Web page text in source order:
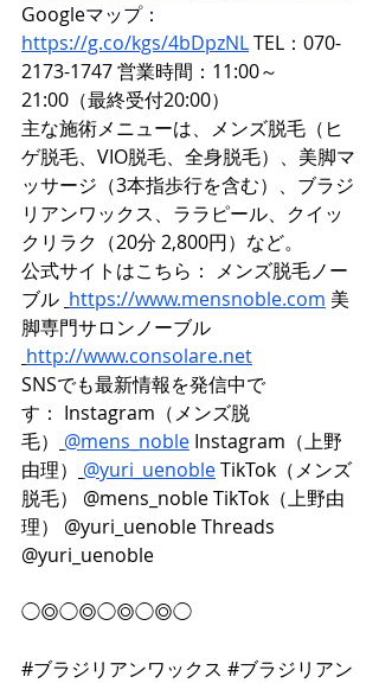
Googleマップ：
https://g.co/kgs/4bDpzNL TEL：070-
2173-1747 営業時間：11:00～
21:00（最終受付20:00）
主な施術メニューは、メンズ脱毛（ヒ
ゲ脱毛、VIO脱毛、全身脱毛）、美脚マ
ッサージ（3本指歩行を含む）、ブラジ
リアンワックス、ララピール、クイッ
クリラク（20分 2,800円）など。
公式サイトはこちら： メンズ脱毛ノー
ブル https://www.mensnoble.com 美
脚専門サロンノーブル
http://www.consolare.net
SNSでも最新情報を発信中で
す： Instagram（メンズ脱
毛）
@mens_noble Instagram（上野
由理）
@yuri_uenoble TikTok（メンズ
脱毛） @mens_noble TikTok（上野由
理） @yuri_uenoble Threads
@yuri_uenoble
◯◎◯◎◯◎◯◎◯
#ブラジリアンワックス #ブラジリアン